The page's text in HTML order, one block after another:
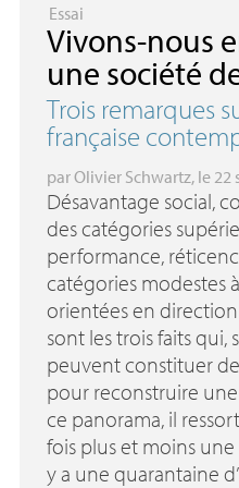
Essai
Vivons-nous
une société
Trois remarques
française
parOlivier Schwartz, le 22
Désavantage social,
des catégories
performance,
catégories modestes
orientées en direction
sont les trois faits qui,
peuvent constituer
pour reconstruire
ce panorama, il
fois plus et moins une
y a une quarantaine